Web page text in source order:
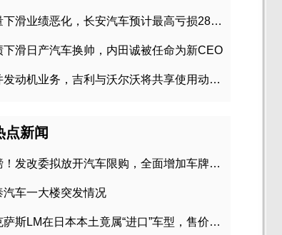
销量下滑业绩恶化，长安汽车预计最高亏损28亿元
下滑日产汽车换帅，内田诚被任命为新CEO
合并发动机业务，吉利与沃尔沃将共享使用动力总成
点新闻
重磅！发改委拟放开汽车限购，全面增加车牌指标
汽车一大楼突发情况
雷克萨斯LM在日本本土竟属“进口”车型，售价2580万日元